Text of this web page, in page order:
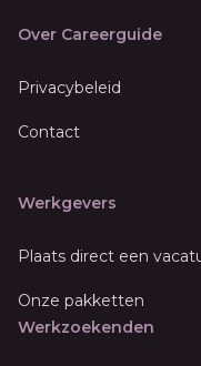
Over Careerguide
Privacybeleid
Contact
Werkgevers
Plaats direct een
Onze pakketten
Werkzoekenden